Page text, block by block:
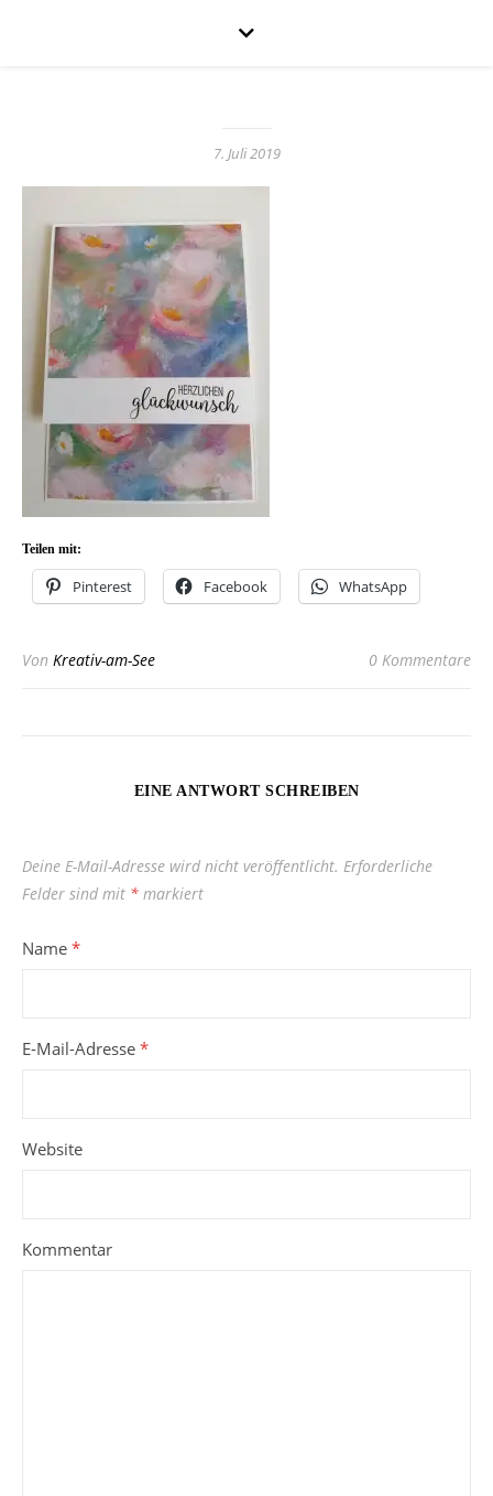
7. Juli 2019
Teilen mit:
Pinterest Facebook WhatsApp
Von Kreativ-am-See 0 Kommentare
EINE ANTWORT SCHREIBEN
Deine E-Mail-Adresse wird nicht veröffentlicht. Erforderliche
Felder sind mit * markiert
Name *
E-Mail-Adresse *
Website
Kommentar